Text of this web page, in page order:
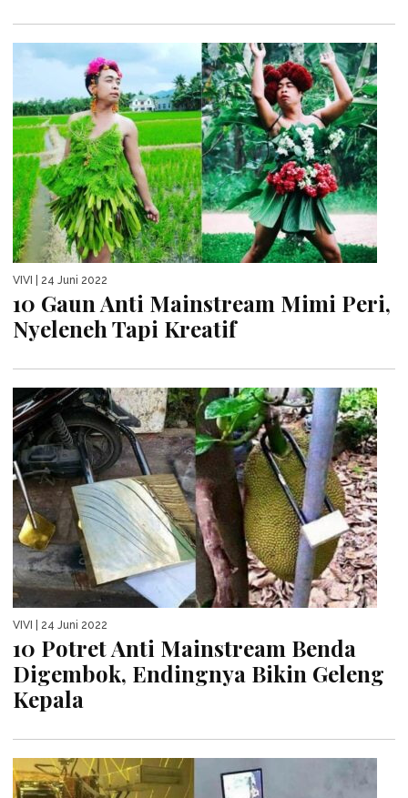
VIVI | 24 Juni 2022
10 Gaun Anti Mainstream Mimi Peri,
Nyeleneh Tapi Kreatif
VIVI | 24 Juni 2022
10 Potret Anti Mainstream Benda
Digembok, Endingnya Bikin Geleng
Kepala